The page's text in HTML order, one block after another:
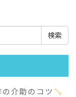
介助のコツ